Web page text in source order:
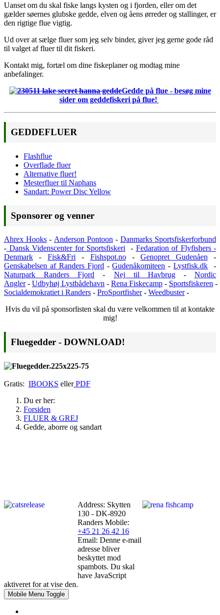
Uanset om du skal fiske langs kysten og i fjorden, eller om det
gælder søernes glubske gedde, elven og åens ørreder og stallinger, er
den rigtige flue vigtig.
Ud over at sælge fluer som jeg selv binder, giver jeg gerne gode råd
til valget af fluer til dit fiskeri.
Kontakt mig, fortæl om dine fiskeplaner og modtag mine
anbefalinger.
Gedde på flue - besøg mine
sider om geddefiskeri på flue!
GEDDEFLUER
Flashflue
Overflade fluer
Alternative fluer!
Mesterfluer til Naphans
Sandart: Power Disc Yellow
Sponsorer og venner
Ahrex Hooks - Anderson Pontoon - Danmarks Sportsfiskerforbund
- Dansk Videnscenter for Sportsfiskeri - Fedaration of Flyfishers -
Denmark - Fisk&Fri- Fishspot.no-Genopret Gudenåen-
Genskabelsen af Randers Fjord-Gudenåkomiteen -Lystfisk.dk -
Naturpark Randers Fjord - Nej til Havbrug- Nordic
Angler- Udbyhøj Lystbådehavn - Rena Fiskecamp - Sportsfiskeren -
Socialdemokratiet i Randers - ProSportfisher- Weedbuster-
Hvis du vil på sponsorlisten skal du være velkommen til at kontakte
mig!
Fluegedder - DOWNLOAD!
Gratis: IBOOKS ellerPDF
Du er her:
Forsiden
FLUER & GREJ
Gedde, aborre og sandart
Address: Skytten
130 - DK-8920
Randers Mobile:
+45 21 26 42 16
Email: Denne e-mail
adresse bliver
beskyttet mod
spambots. Du skal
have JavaScript
aktiveret for at vise den.
Mobile Menu Toggle